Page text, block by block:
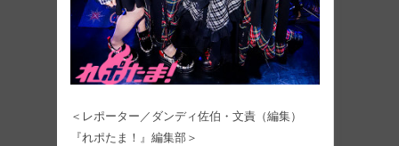
＜レポーター／ダンディ佐伯・文責（編集）
『れポたま！』編集部＞